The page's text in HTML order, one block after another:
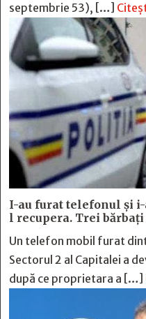
septembrie 53), […]
I-au furat telefonul și
l recupera. Trei
Un telefon mobil furat
Sectorul 2 al Capitalei a
după ce proprietara a […]